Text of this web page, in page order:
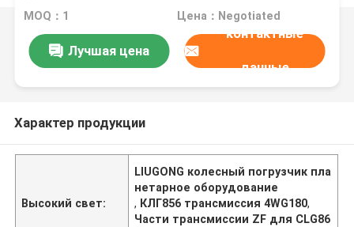
CLG856H CLG862 / CLG862H CLG870 / CLG870H
CLG50D Трансмиссия 4WG180 & 4WG200 серии
MOQ：1 Цена：Negotiated
Лучшая цена
контактные
данные
Характер продукции
Высокий свет:
LIUGONG колесный погрузчик пла
нетарное оборудование
, КЛГ856 трансмиссия 4WG180,
Части трансмиссии ZF для CLG86